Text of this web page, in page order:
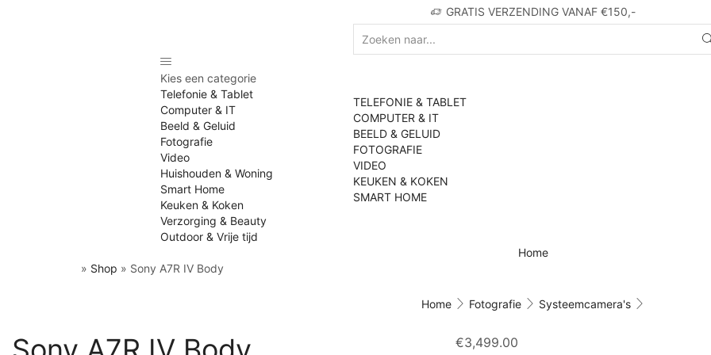
GRATIS VERZENDING VANAF €150,-
Kies een categorie
Telefonie & Tablet
Computer & IT
Beeld & Geluid
Fotografie
Video
Huishouden & Woning
Smart Home
Keuken & Koken
Verzorging & Beauty
Outdoor & Vrije tijd
TELEFONIE & TABLET
COMPUTER & IT
BEELD & GELUID
FOTOGRAFIE
VIDEO
KEUKEN & KOKEN
SMART HOME
Home
» Shop » Sony A7R IV Body
Home Fotografie Systeemcamera's
€3,499.00